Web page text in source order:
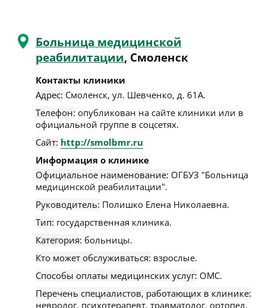
Больница медицинской
реабилитации, Смоленск
Контакты клиники
Адрес: Смоленск, ул. Шевченко, д. 61А.
Телефон: опубликован на сайте клиники или в
официальной группе в соцсетях.
Сайт: http://smolbmr.ru
Информация о клинике
Официальное наименование: ОГБУЗ "Больница
медицинской реабилитации".
Руководитель: Полишко Елена Николаевна.
Тип: государственная клиника.
Категория: больницы.
Кто может обслуживаться: взрослые.
Способы оплаты медицинских услуг: ОМС.
Перечень специалистов, работающих в клинике:
невролог, психотерапевт, травматолог, ортопед,